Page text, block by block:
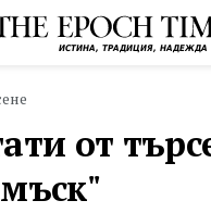
от